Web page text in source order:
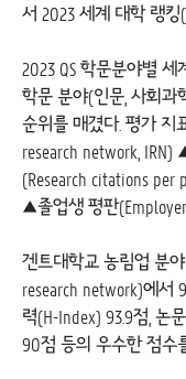
서 2023 세계 대학 랭킹
2023 QS 학문분야별
학문 분야(인문, 사회과
순위를 매겼다. 평가
research network,
(Research citations
▲졸업생 평판
겐트대학교 농림업 분
research network)에서
력(H-Index) 93.9점, 논
90점 등의 우수한 점수